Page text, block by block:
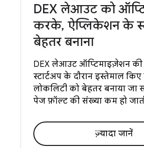
DEX लेआउट को
करके, ऐप्लिकेशन के
बेहतर बनाना
DEX लेआउट ऑप्टिमाइज़ेशन
स्टार्टअप के दौरान इस्तेमाल
लोकलिटी को बेहतर बनाया जा
पेज फ़ॉल्ट की संख्या कम हो
ज़्यादा जानें